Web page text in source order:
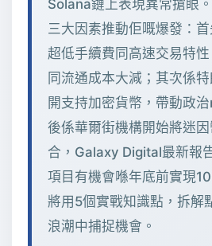
Solana鏈上表現異常搶眼
三大因素推動佢嘅爆發：
超低手續費同高速交易特
同流通成本大減；其次係
開支持加密貨幣，帶動政
後係華爾街機構開始將迷
合，Galaxy Digital最新報
項目有機會喺年底前實現
將用5個實戰知識點，拆解
浪潮中捕捉機會。